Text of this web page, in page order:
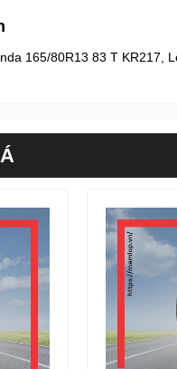
165/80R13 83 T KR217,